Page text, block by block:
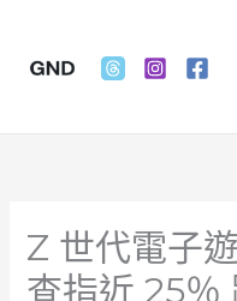
content
Z 世代電子
查指近 25